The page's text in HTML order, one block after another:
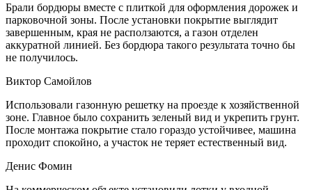
Брали бордюры вместе с плиткой для оформления дорожек и
парковочной зоны. После установки покрытие выглядит
завершенным, края не расползаются, а газон отделен
аккуратной линией. Без бордюра такого результата точно бы
не получилось.
Виктор Самойлов
Использовали газонную решетку на проезде к хозяйственной
зоне. Главное было сохранить зеленый вид и укрепить грунт.
После монтажа покрытие стало гораздо устойчивее, машина
проходит спокойно, а участок не теряет естественный вид.
Денис Фомин